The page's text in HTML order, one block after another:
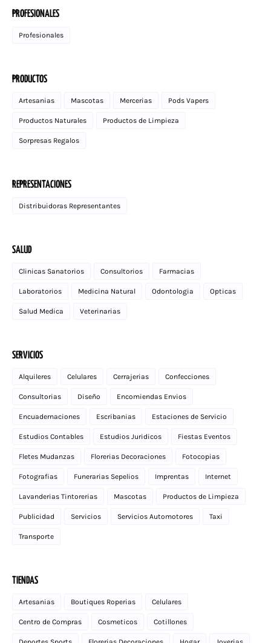
PROFESIONALES
Profesionales
PRODUCTOS
Artesanias Mascotas Mercerias Pods Vapers
Productos Naturales Productos de Limpieza
Sorpresas Regalos
REPRESENTACIONES
Distribuidoras Representantes
SALUD
Clinicas Sanatorios Consultorios Farmacias
Laboratorios Medicina Natural Odontologia Opticas
Salud Medica Veterinarias
SERVICIOS
Alquileres Celulares Cerrajerias Confecciones
Consultorias Diseño Encomiendas Envios
Encuadernaciones Escribanias Estaciones de Servicio
Estudios Contables Estudios Juridicos Fiestas Eventos
Fletes Mudanzas Florerias Decoraciones Fotocopias
Fotografias Funerarias Sepelios Imprentas Internet
Lavanderias Tintorerias Mascotas Productos de Limpieza
Publicidad Servicios Servicios Automotores Taxi
Transporte
TIENDAS
Artesanias Boutiques Roperias Celulares
Centro de Compras Cosmeticos Cotillones